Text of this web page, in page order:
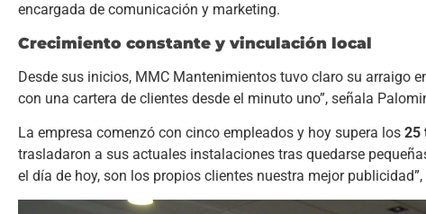
encargada de comunicación y marketing.
Crecimiento constante y vinculación local
Desde sus inicios, MMC Mantenimientos tuvo claro su arraigo
con una cartera de clientes desde el minuto uno”, señala
La empresa comenzó con cinco empleados y hoy supera los 25
trasladaron a sus actuales instalaciones tras quedarse
el día de hoy, son los propios clientes nuestra mejor